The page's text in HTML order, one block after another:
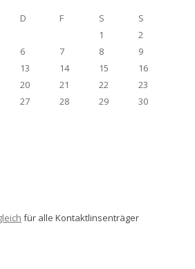
D F S
S
1
2
6 7 8
9
13 14 15
16
20 21 22
23
27 28 29
30
für alle Kontaktlinsenträger